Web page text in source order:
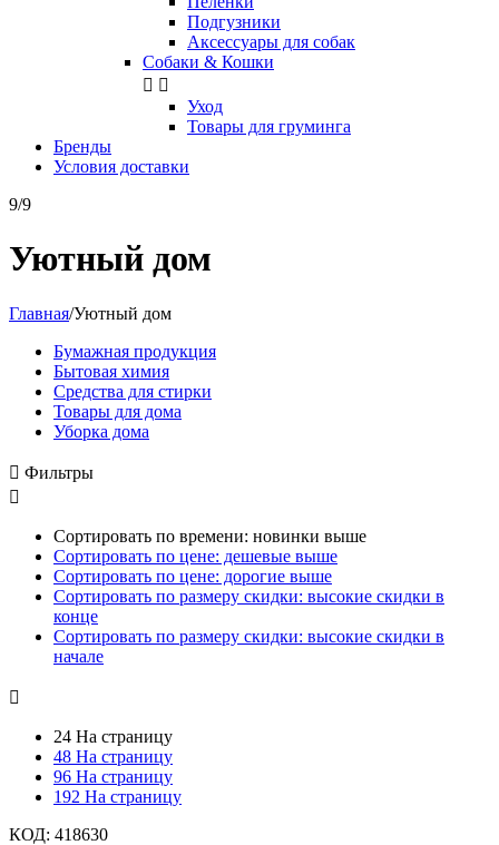
Подгузники
Аксессуары для собак
Собаки & Кошки
 
Уход
Товары для груминга
Бренды
Условия доставки
9/9
Уютный дом
Главная/Уютный дом
Бумажная продукция
Бытовая химия
Средства для стирки
Товары для дома
Уборка дома
 Фильтры

Сортировать по времени: новинки выше
Сортировать по цене: дешевые выше
Сортировать по цене: дорогие выше
Сортировать по размеру скидки: высокие скидки в
конце
Сортировать по размеру скидки: высокие скидки в
начале

24 На страницу
48 На страницу
96 На страницу
192 На страницу
КОД: 418630